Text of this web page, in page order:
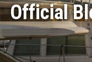
Official